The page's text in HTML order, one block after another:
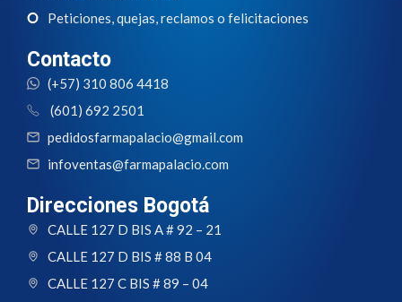
Peticiones, quejas, reclamos o felicitaciones
Contacto
(+57) 310 806 4418
(601) 692 2501
pedidosfarmapalacio@gmail.com
infoventas@farmapalacio.com
Direcciones Bogotá
CALLE 127 D BIS A # 92 – 21
CALLE 127 D BIS # 88 B 04
CALLE 127 C BIS # 89 – 04